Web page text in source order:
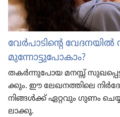
വേർപാ​ടി​ന്റെ
മുന്നോ​ട്ടു​പോ​കാം?
തകർന്നു​പോയ മനസ്സ്‌
ക്കും. ഈ ലേഖന​ത്തി​ലെ
നിങ്ങൾക്ക്‌ ഏറ്റവും ഗുണം
ലാ​ക്കൂ.